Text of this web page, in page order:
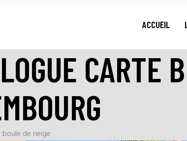
ACCUEIL
CARTE
boule de neige